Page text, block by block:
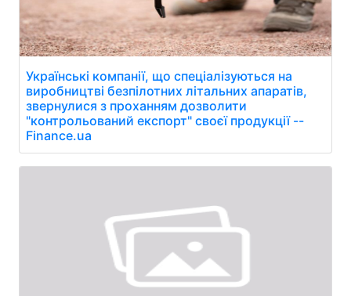
Українські компанії, що спеціалізуються на
виробництві безпілотних літальних апаратів,
звернулися з проханням дозволити
"контрольований експорт" своєї продукції --
Finance.ua